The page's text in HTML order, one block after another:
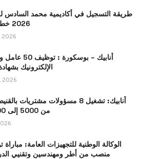
طريقة التسجيل في أكاديمية محمد السادس
2026 خطوة بخطوة
2026
أنابيك –
الإلكترونيك
2026
أنابيك: تشغيل 8 مسؤولات مشتريات
من 5000 إلى 7000 درهم
منصب من أطر ومهندسين وتقنيي